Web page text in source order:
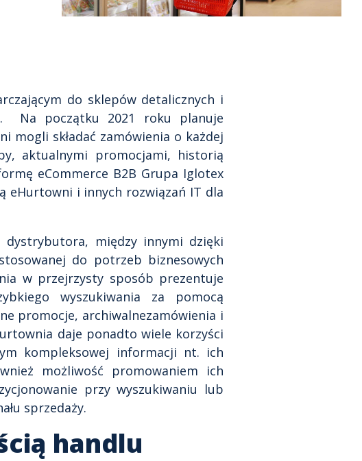
do sklepów detalicznych i
Na początku 2021 roku planuje
mogli składać zamówienia o każdej
aktualnymi promocjami, historią
eCommerce B2B Grupa Iglotex
eHurtowni i innych rozwiązań IT dla
dystrybutora, między innymi dzięki
do potrzeb biznesowych
w przejrzysty sposób prezentuje
wyszukiwania za pomocą
promocje, archiwalnezamówienia i
daje ponadto wiele korzyści
kompleksowej informacji nt. ich
możliwość promowaniem ich
przy wyszukiwaniu lub
sprzedaży.
handlu